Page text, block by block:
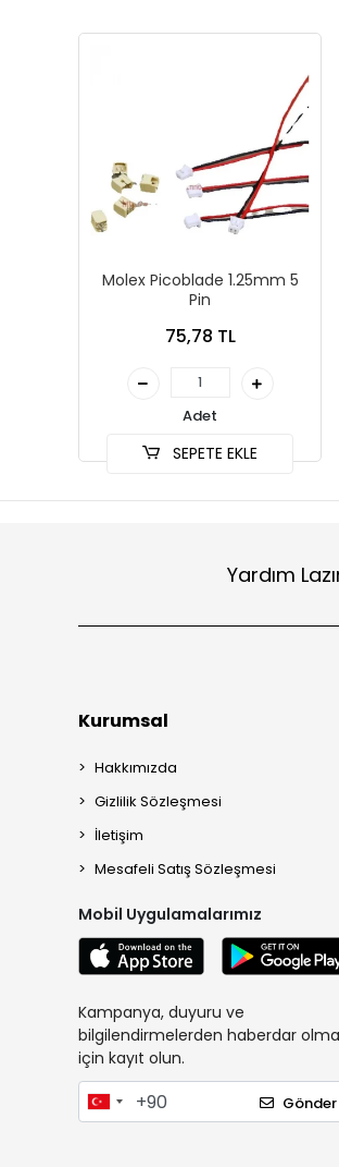
Molex Picoblade 1.25mm 5
Pin
75,78 TL
Adet
SEPETE EKLE
Yardım
Kurumsal
Hakkımızda
Gizlilik Sözleşmesi
İletişim
Mesafeli Satış Sözleşmesi
Mobil Uygulamalarımız
Kampanya, duyuru ve
bilgilendirmelerden haberdar
için kayıt olun.
Gönder